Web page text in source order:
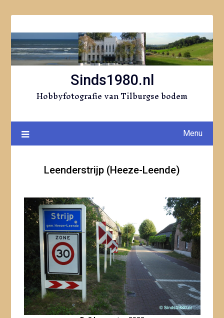
naar
inhoud
Sinds1980.nl
Hobbyfotografie van Tilburgse bodem
Menu
Leenderstrijp (Heeze-Leende)